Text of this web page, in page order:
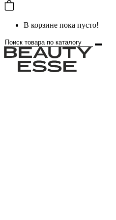
В корзине пока пусто!